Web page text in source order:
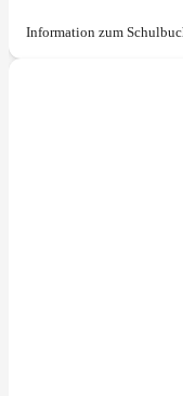
Information zum